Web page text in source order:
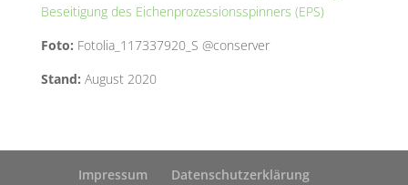
Beseitigung des Eichenprozessionsspinners (EPS)
Foto: Fotolia_117337920_S @conserver
Stand: August 2020
Impressum Datenschutzerklärung